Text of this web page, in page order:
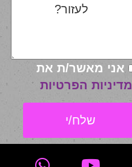
לעזור?
אני מאשר/ת את
מדיניות הפרטיות